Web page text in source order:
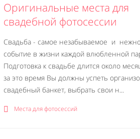
Оригинальные места для
свадебной фотосессии
Свадьба - самое незабываемое и
событие в жизни каждой влюбленной
Подготовка к свадьбе длится около
за это время Вы должны успеть
свадебный банкет, выбрать свои н...
Места для фотосессий